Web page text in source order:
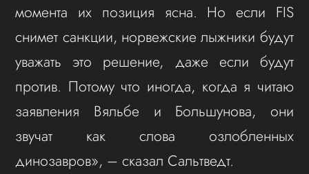
момента их позиция ясна. Но если FIS
снимет санкции, норвежские лыжники будут
уважать это решение, даже если будут
против. Потому что иногда, когда я читаю
заявления Вяльбе и Большунова, они
звучат как слова озлобленных
динозавров», – сказал Сальтведт.